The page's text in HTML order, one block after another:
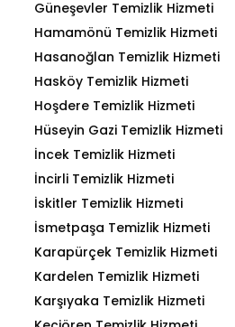
Güneşevler Temizlik Hizmeti
Hamamönü Temizlik Hizmeti
Hasanoğlan Temizlik Hizmeti
Hasköy Temizlik Hizmeti
Hoşdere Temizlik Hizmeti
Hüseyin Gazi Temizlik Hizmeti
İncek Temizlik Hizmeti
İncirli Temizlik Hizmeti
İskitler Temizlik Hizmeti
İsmetpaşa Temizlik Hizmeti
Karapürçek Temizlik Hizmeti
Kardelen Temizlik Hizmeti
Karşıyaka Temizlik Hizmeti